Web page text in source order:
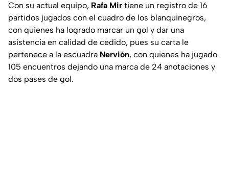
Con su actual equipo, Rafa Mir tiene un registro de 16
partidos jugados con el cuadro de los blanquinegros,
con quienes ha logrado marcar un gol y dar una
asistencia en calidad de cedido, pues su carta le
pertenece a la escuadra Nervión, con quienes ha jugado
105 encuentros dejando una marca de 24 anotaciones y
dos pases de gol.